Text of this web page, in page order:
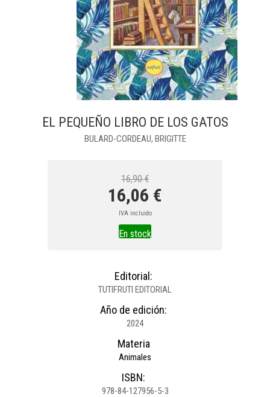
EL PEQUEÑO LIBRO DE LOS GATOS
BULARD-CORDEAU, BRIGITTE
16,90 €
16,06 €
IVA incluido
En stock
Editorial:
TUTIFRUTI EDITORIAL
Año de edición:
2024
Materia
Animales
ISBN:
978-84-127956-5-3